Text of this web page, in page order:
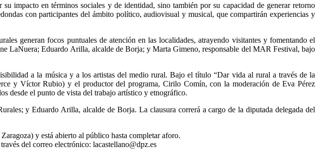
impacto en términos sociales y de identidad, sino también por su capacidad de generar retorno
con participantes del ámbito político, audiovisual y musical, que compartirán experiencias y
generan focos puntuales de atención en las localidades, atrayendo visitantes y fomentando el
LaNuera; Eduardo Arilla, alcalde de Borja; y Marta Gimeno, responsable del MAR Festival, bajo
a la música y a los artistas del medio rural. Bajo el título “Dar vida al rural a través de la
y Víctor Rubio) y el productor del programa, Cirilo Comín, con la moderación de Eva Pérez
desde el punto de vista del trabajo artístico y etnográfico.
y Eduardo Arilla, alcalde de Borja. La clausura correrá a cargo de la diputada delegada del
y está abierto al público hasta completar aforo.
del correo electrónico: lacastellano@dpz.es